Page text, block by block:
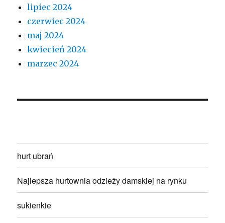
lipiec 2024
czerwiec 2024
maj 2024
kwiecień 2024
marzec 2024
hurt ubrań
Najlepsza hurtownia odzieży damskiej na rynku
sukienkie